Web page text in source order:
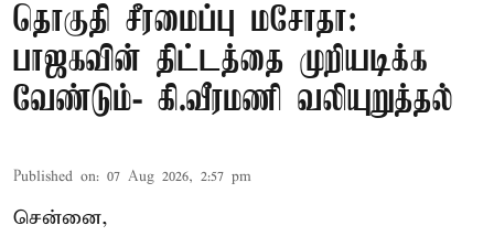
தொகுதி சீரமைப்பு மசோதா:
பாஜகவின் திட்டத்தை முறியடிக்க
வேண்டும்- கி.வீரமணி வலியுறுத்தல்
Published on: 07 Aug 2026, 2:57 pm
சென்னை,